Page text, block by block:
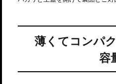
薄くてコンパ
容